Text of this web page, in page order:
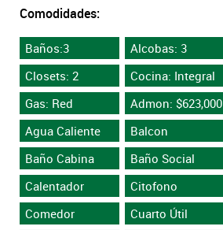
Comodidades:
Baños:3
Alcobas: 3
Closets: 2
Cocina: Integral
Gas: Red
Admon: $623,000
Agua Caliente
Balcon
Baño Cabina
Baño Social
Calentador
Citofono
Comedor
Cuarto Útil